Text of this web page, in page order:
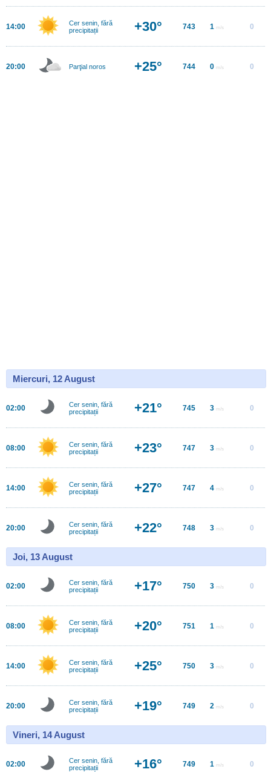
14:00
Cer senin, fără
precipitații
+30° 743 1 m/s 0
20:00 Parţial noros +25° 744 0 m/s 0
Miercuri, 12 August
02:00
Cer senin, fără
precipitații
+21° 745 3 m/s 0
08:00
Cer senin, fără
precipitații
+23° 747 3 m/s 0
14:00
Cer senin, fără
precipitații
+27° 747 4 m/s 0
20:00
Cer senin, fără
precipitații
+22° 748 3 m/s 0
Joi, 13 August
02:00
Cer senin, fără
precipitații
+17° 750 3 m/s 0
08:00
Cer senin, fără
precipitații
+20° 751 1 m/s 0
14:00
Cer senin, fără
precipitații
+25° 750 3 m/s 0
20:00
Cer senin, fără
precipitații
+19° 749 2 m/s 0
Vineri, 14 August
02:00
Cer senin, fără
precipitații
+16° 749 1 m/s 0